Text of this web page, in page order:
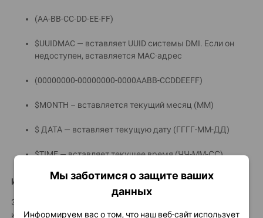
(AA-BB-CC-DD-EE-FF)
$UUIDMAC — вставляет UUID системы DMI. Если он
недоступен, вставляется MAC-адрес
(00000000-00000000-0000AABB-CCDDEEFF)
$MONTH – вставляется текущий месяц (ММ)
$ ДАТА — вставляет текущую дату (ГГГГ-ММ-ДД)
$TIME — вставляет текущее время (ЧЧ-ММ-СС)
Имя файла
Эта опция указывает имя файла, которое будет
использоваться при сохранении отчетов в файл. Для
Мы заботимся о защите ваших
данных
Информируем вас о том, что наш веб-сайт использует